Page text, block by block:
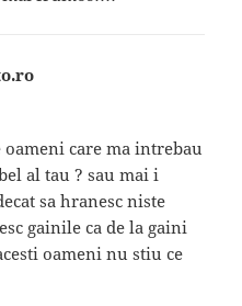
oameni care ma intrebau
al tau ? sau mai i
sa hranesc niste
gainile ca de la gaini
oameni nu stiu ce